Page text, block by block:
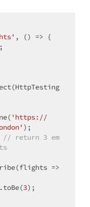
, () => {
;
'https://
);
// return 3 em
3);